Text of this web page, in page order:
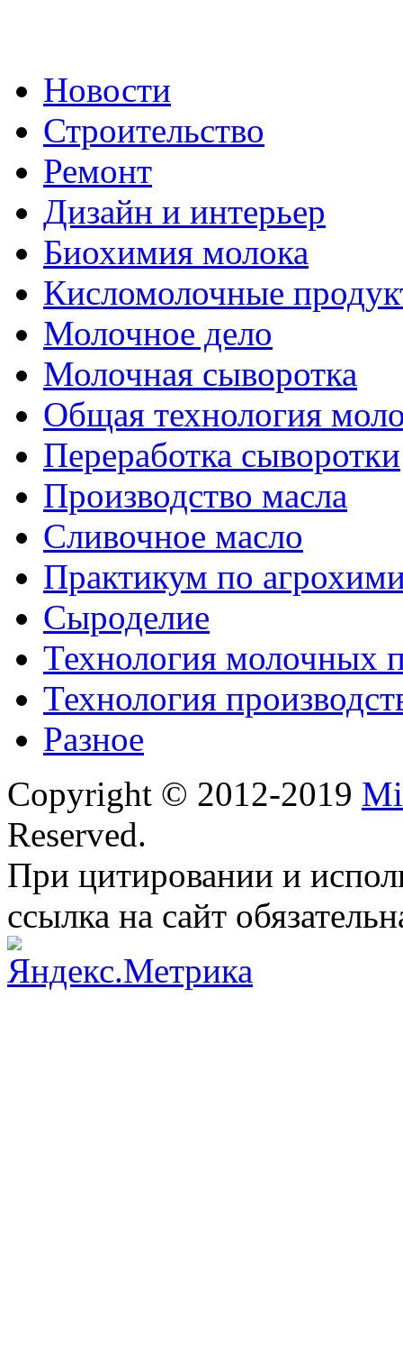
Новости
Строительство
Ремонт
Дизайн и интерьер
Биохимия молока
Кисломолочные
Молочное дело
Молочная сыворотка
Общая технология
Переработка сыворотки
Производство масла
Сливочное масло
Практикум по
Сыроделие
Технология молочных
Технология
Разное
Copyright © 2012-2019
Reserved.
При цитировании и
ссылка на сайт